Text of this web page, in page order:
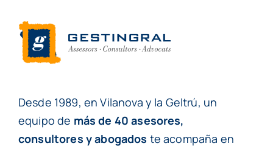
Desde 1989, en Vilanova y la Geltrú, un
equipo de más de 40 asesores,
consultores y abogados te acompaña en